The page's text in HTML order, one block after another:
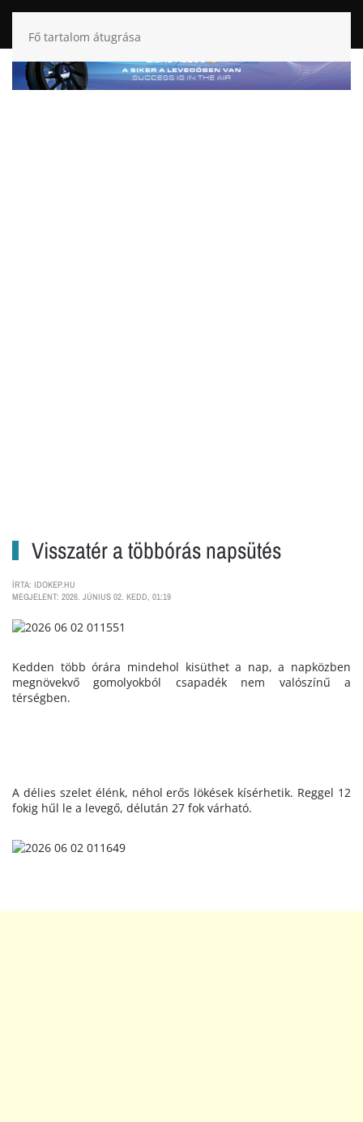
Fő tartalom átugrása
Visszatér a többórás napsütés
ÍRTA: IDOKEP.HU
MEGJELENT: 2026. JÚNIUS 02. KEDD, 01:19
Kedden több órára mindehol kisüthet a nap, a napközben
megnövekvő gomolyokból csapadék nem valószínű a
térségben.
A délies szelet élénk, néhol erős lökések kísérhetik. Reggel 12
fokig hűl le a levegő, délután 27 fok várható.